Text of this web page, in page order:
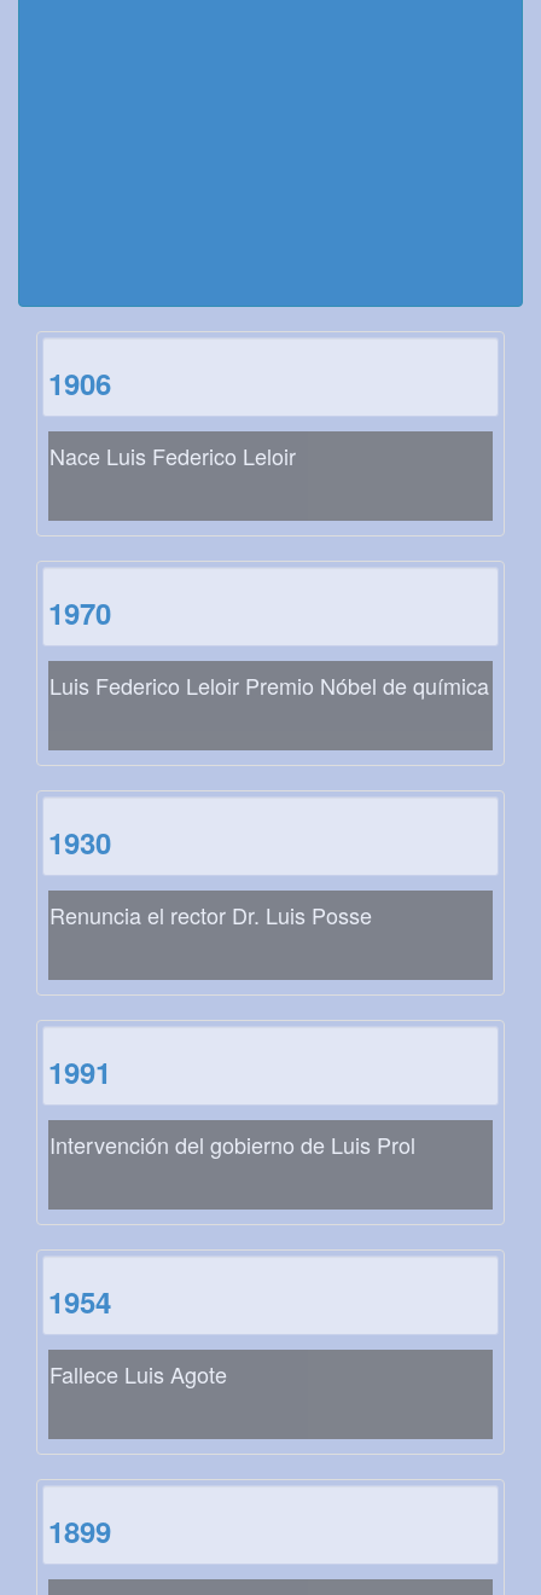
1906
Nace Luis Federico Leloir
1970
Luis Federico Leloir Premio Nóbel de química
1930
Renuncia el rector Dr. Luis Posse
1991
Intervención del gobierno de Luis Prol
1954
Fallece Luis Agote
1899